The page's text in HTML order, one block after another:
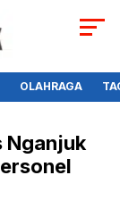
OLAHRAGA
Nganjuk